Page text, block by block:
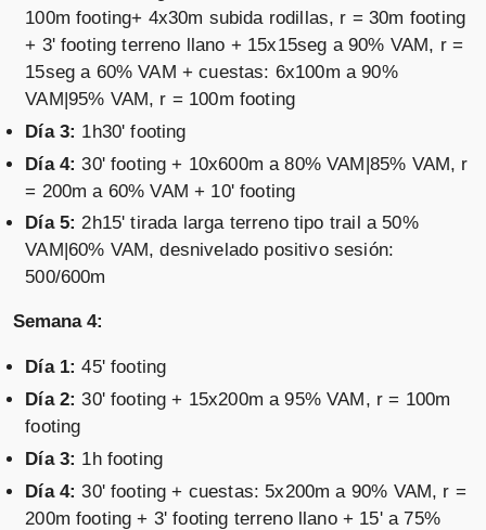
100m footing+ 4x30m subida rodillas, r = 30m footing
+ 3' footing terreno llano + 15x15seg a 90% VAM, r =
15seg a 60% VAM + cuestas: 6x100m a 90%
VAM|95% VAM, r = 100m footing
Día 3: 1h30' footing
Día 4: 30' footing + 10x600m a 80% VAM|85% VAM, r
= 200m a 60% VAM + 10' footing
Día 5: 2h15' tirada larga terreno tipo trail a 50%
VAM|60% VAM, desnivelado positivo sesión:
500/600m
Semana 4:
Día 1: 45' footing
Día 2: 30' footing + 15x200m a 95% VAM, r = 100m
footing
Día 3: 1h footing
Día 4: 30' footing + cuestas: 5x200m a 90% VAM, r =
200m footing + 3' footing terreno llano + 15' a 75%